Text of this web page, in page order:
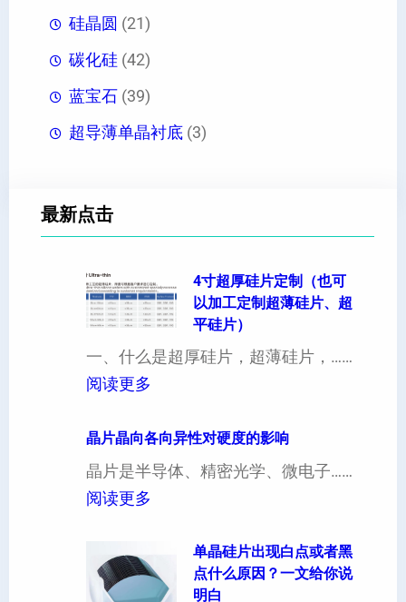
硅晶圆 (21)
碳化硅 (42)
蓝宝石 (39)
超导薄单晶衬底 (3)
最新点击
4寸超厚硅片定制（也可
以加工定制超薄硅片、超
平硅片）
一、什么是超厚硅片，超薄硅片，……
阅读更多
寸
超
定
晶片晶向各向异性对硬度的影响
晶片是半导体、精密光学、微电子……
阅读更多
晶
单晶硅片出现白点或者黑
点什么原因？一文给你说
明白